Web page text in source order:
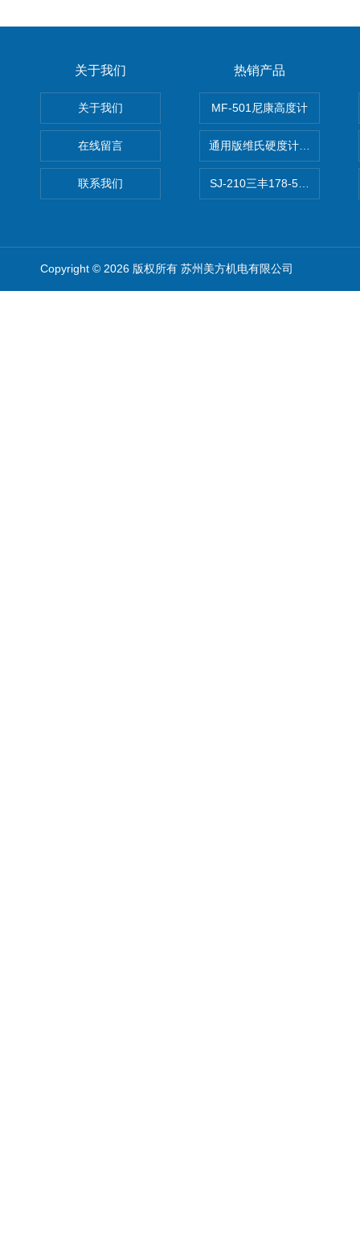
关于我们
关于我们
在线留言
联系我们
热销产品
MF-501尼康高度计
通用版维氏硬度计软件 自动
SJ-210三丰178-560-11DC粗
Copyright © 2026 版权所有 苏州美方机电有限公司